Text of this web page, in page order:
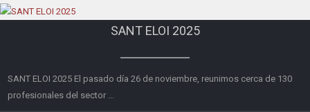
SANT ELOI 2025
SANT ELOI 2025 El pasado día 26 de noviembre, reunimos cerca de 130
profesionales del sector ...